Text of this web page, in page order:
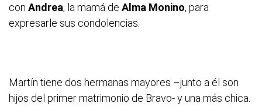
con Andrea, la mamá de Alma Monino, para
expresarle sus condolencias.
Martín tiene dos hermanas mayores –junto a él son
hijos del primer matrimonio de Bravo- y una más chica.